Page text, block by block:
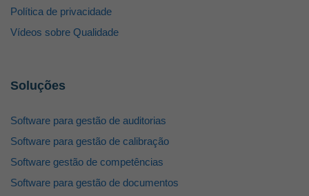
Política de privacidade
Vídeos sobre Qualidade
Soluções
Software para gestão de auditorias
Software para gestão de calibração
Software gestão de competências
Software para gestão de documentos